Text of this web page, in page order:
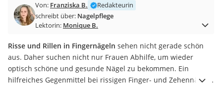
Masturbator
Massagepistole
Reisehaartrockner
Eiweißpulver
Magnesiumpräparat
Katzenklappe
Von: Franziska B.
Redakteurin
schreibt über: Nagelpflege
Lektorin: Monique B.
Risse und Rillen in Fingernägeln sehen nicht gerade schön
aus. Daher suchen nicht nur Frauen Abhilfe, um wieder
optisch schöne und gesunde Nägel zu bekommen. Ein
hilfreiches Gegenmittel bei rissigen Finger- und Zehennägeln